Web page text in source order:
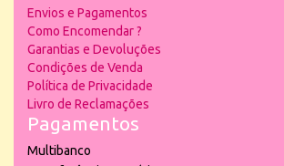
Envios e Pagamentos
Como Encomendar ?
Garantias e Devoluções
Condições de Venda
Política de Privacidade
Livro de Reclamações
Pagamentos
Multibanco